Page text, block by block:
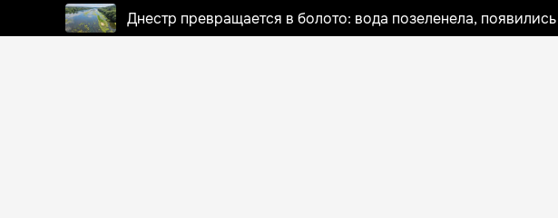
Днестр превращается в болото: вода позеленела,